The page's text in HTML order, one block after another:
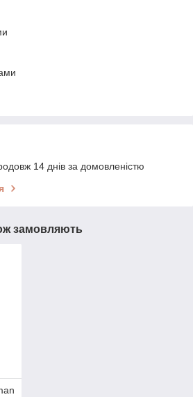
14 днів за домовленістю
замовляють